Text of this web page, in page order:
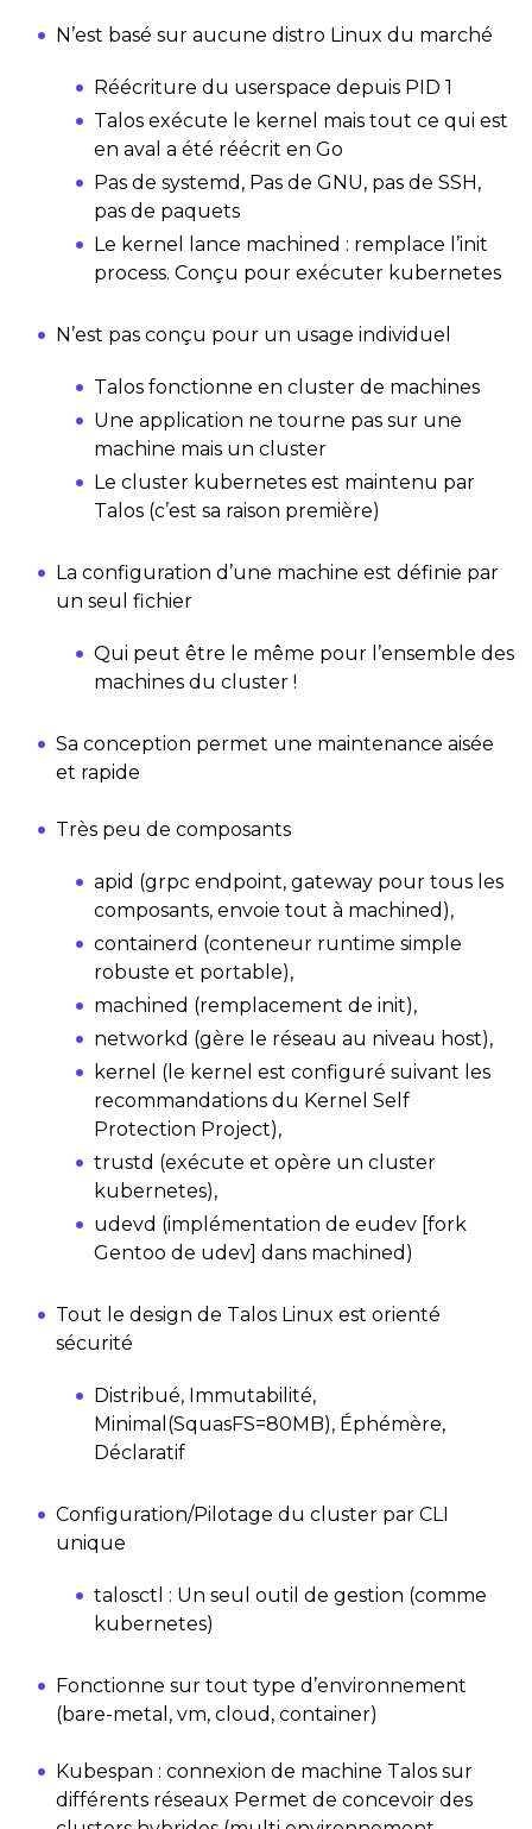
N’est basé sur aucune distro Linux du marché
Réécriture du userspace depuis PID 1
Talos exécute le kernel mais tout ce qui est
en aval a été réécrit en Go
Pas de systemd, Pas de GNU, pas de SSH,
pas de paquets
Le kernel lance machined : remplace l’init
process. Conçu pour exécuter kubernetes
N’est pas conçu pour un usage individuel
Talos fonctionne en cluster de machines
Une application ne tourne pas sur une
machine mais un cluster
Le cluster kubernetes est maintenu par
Talos (c’est sa raison première)
La configuration d’une machine est définie par
un seul fichier
Qui peut être le même pour l’ensemble des
machines du cluster !
Sa conception permet une maintenance aisée
et rapide
Très peu de composants
apid (grpc endpoint, gateway pour tous les
composants, envoie tout à machined),
containerd (conteneur runtime simple
robuste et portable),
machined (remplacement de init),
networkd (gère le réseau au niveau host),
kernel (le kernel est configuré suivant les
recommandations du Kernel Self
Protection Project),
trustd (exécute et opère un cluster
kubernetes),
udevd (implémentation de eudev [fork
Gentoo de udev] dans machined)
Tout le design de Talos Linux est orienté
sécurité
Distribué, Immutabilité,
Minimal(SquasFS=80MB), Éphémère,
Déclaratif
Configuration/Pilotage du cluster par CLI
unique
talosctl : Un seul outil de gestion (comme
kubernetes)
Fonctionne sur tout type d’environnement
(bare-metal, vm, cloud, container)
Kubespan : connexion de machine Talos sur
différents réseaux Permet de concevoir des